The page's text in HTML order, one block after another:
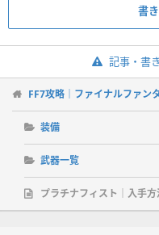
書
記事・書
FF7攻略｜ファイナルファン
装備
武器一覧
プラチナフィスト｜入手